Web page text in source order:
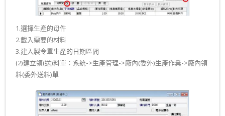
1.選擇生產的母件
2.載入需要的材料
3.建入製令單生產的日期區間
(2)建立領(送)料單：系統->生產管理->廠內(委外)生產作業->廠內領
料(委外送料)單